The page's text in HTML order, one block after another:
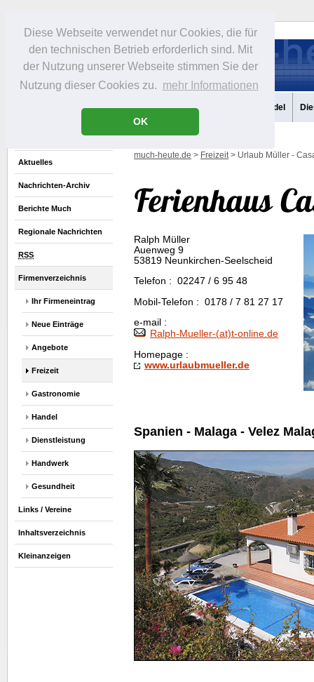
Diese Webseite verwendet nur Cookies, die für
den technischen Betrieb erforderlich sind. Mit
der Nutzung unserer Webseite stimmen Sie der
Nutzung dieser Cookies zu. mehr Informationen
OK
Portrait Infos Freizeit Gastronomie Handel
Aktuelles
Nachrichten-Archiv
Berichte Much
Regionale Nachrichten
RSS
Firmenverzeichnis
Ihr Firmeneintrag
Neue Einträge
Angebote
Freizeit
Gastronomie
Handel
Dienstleistung
Handwerk
Gesundheit
Links / Vereine
Inhaltsverzeichnis
Kleinanzeigen
much-heute.de > Freizeit> Urlaub Müller -
Ralph Müller
Auenweg 9
53819 Neunkirchen-Seelscheid
Telefon : 02247 / 6 95 48
Mobil-Telefon : 0178 / 7 81 27 17
e-mail :
Ralph-Mueller-(at)t-online.de
Homepage :
www.urlaubmueller.de
Spanien - Malaga - Velez